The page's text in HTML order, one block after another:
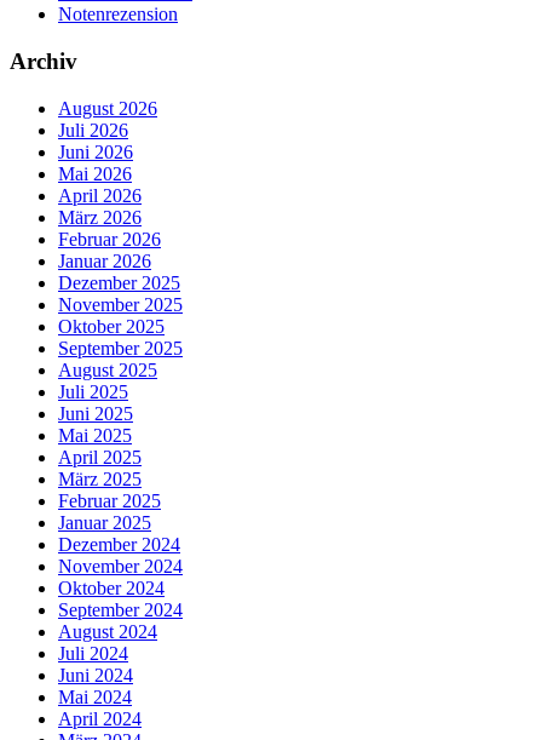
Notenrezension
Archiv
August 2026
Juli 2026
Juni 2026
Mai 2026
April 2026
März 2026
Februar 2026
Januar 2026
Dezember 2025
November 2025
Oktober 2025
September 2025
August 2025
Juli 2025
Juni 2025
Mai 2025
April 2025
März 2025
Februar 2025
Januar 2025
Dezember 2024
November 2024
Oktober 2024
September 2024
August 2024
Juli 2024
Juni 2024
Mai 2024
April 2024